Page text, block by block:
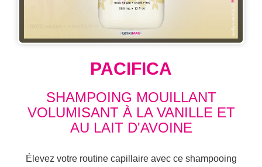
PACIFICA
SHAMPOING MOUILLANT
VOLUMISANT À LA VANILLE ET
AU LAIT D'AVOINE
Élevez votre routine capillaire avec ce shampooing